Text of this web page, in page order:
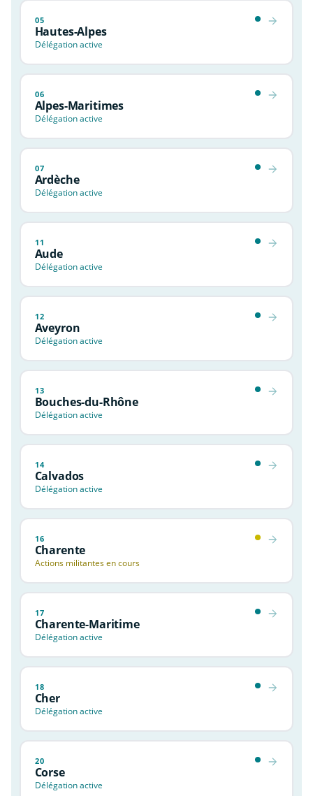
05
Hautes-Alpes
Délégation active
06
Alpes-Maritimes
Délégation active
07
Ardèche
Délégation active
11
Aude
Délégation active
12
Aveyron
Délégation active
13
Bouches-du-Rhône
Délégation active
14
Calvados
Délégation active
16
Charente
Actions militantes en cours
17
Charente-Maritime
Délégation active
18
Cher
Délégation active
20
Corse
Délégation active